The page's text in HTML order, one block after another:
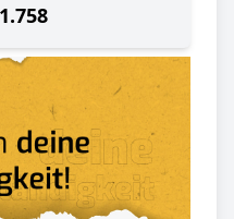
1.758